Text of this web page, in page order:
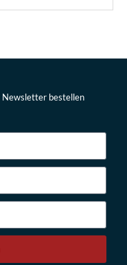
Newsletter bestellen